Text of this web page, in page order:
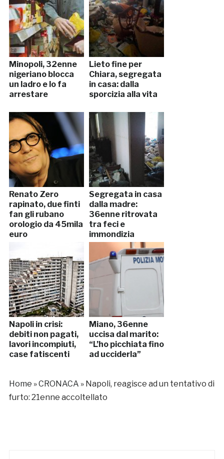
Minopoli, 32enne
nigeriano blocca
un ladro e lo fa
arrestare
Lieto fine per
Chiara, segregata
in casa: dalla
sporcizia alla vita
Renato Zero
rapinato, due finti
fan gli rubano
orologio da 45mila
euro
Segregata in casa
dalla madre:
36enne ritrovata
tra feci e
immondizia
Napoli in crisi:
debiti non pagati,
lavori incompiuti,
case fatiscenti
Miano, 36enne
uccisa dal marito:
“L’ho picchiata fino
ad ucciderla”
Home »CRONACA » Napoli, reagisce ad un tentativo di
furto: 21enne accoltellato